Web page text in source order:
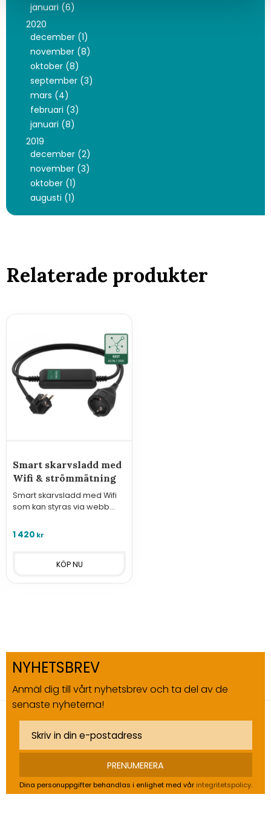
januari (6)
2020
december (1)
november (8)
oktober (8)
september (3)
mars (4)
februari (3)
januari (8)
2019
december (2)
november (3)
oktober (1)
augusti (1)
Relaterade produkter
Smart skarvsladd med
Wifi & strömmätning
Smart skarvsladd med Wifi
som kan styras via webb
protokoll som erbjuds samt
1 420 kr
NYHETSBREV
Anmäl dig till vårt nyhetsbrev och ta del av de
senaste nyheterna!
PRENUMERERA
Dina personuppgifter behandlas i enlighet med vår integritetspolicy.